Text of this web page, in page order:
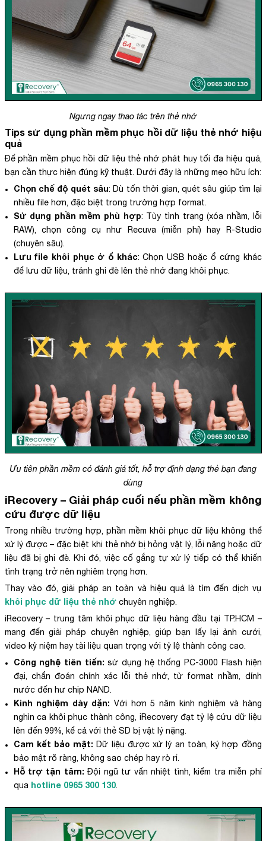
Ngưng ngay thao tác trên thẻ nhớ
Tips sử dụng phần mềm phục hồi dữ liệu thẻ nhớ hiệu
quả
Để phần mềm phục hồi dữ liệu thẻ nhớ phát huy tối đa hiệu quả,
bạn cần thực hiện đúng kỹ thuật. Dưới đây là những mẹo hữu ích:
Chọn chế độ quét sâu: Dù tốn thời gian, quét sâu giúp tìm lại
nhiều file hơn, đặc biệt trong trường hợp format.
Sử dụng phần mềm phù hợp: Tùy tình trạng (xóa nhầm, lỗi
RAW), chọn công cụ như Recuva (miễn phí) hay R-Studio
(chuyên sâu).
Lưu file khôi phục ở ổ khác: Chọn USB hoặc ổ cứng khác
để lưu dữ liệu, tránh ghi đè lên thẻ nhớ đang khôi phục.
Ưu tiên phần mềm có đánh giá tốt, hỗ trợ định dạng thẻ bạn đang
dùng
iRecovery – Giải pháp cuối nếu phần mềm không
cứu được dữ liệu
Trong nhiều trường hợp, phần mềm khôi phục dữ liệu không thể
xử lý được – đặc biệt khi thẻ nhớ bị hỏng vật lý, lỗi nặng hoặc dữ
liệu đã bị ghi đè. Khi đó, việc cố gắng tự xử lý tiếp có thể khiến
tình trạng trở nên nghiêm trọng hơn.
Thay vào đó, giải pháp an toàn và hiệu quả là tìm đến dịch vụ
khôi phục dữ liệu thẻ nhớchuyên nghiệp.
iRecovery – trung tâm khôi phục dữ liệu hàng đầu tại TP.HCM –
mang đến giải pháp chuyên nghiệp, giúp bạn lấy lại ảnh cưới,
video kỷ niệm hay tài liệu quan trọng với tỷ lệ thành công cao.
Công nghệ tiên tiến:sử dụng hệ thống PC-3000 Flash hiện
đại, chẩn đoán chính xác lỗi thẻ nhớ, từ format nhầm, dính
nước đến hư chip NAND.
Kinh nghiệm dày dặn:Với hơn 5 năm kinh nghiệm và hàng
nghìn ca khôi phục thành công, iRecovery đạt tỷ lệ cứu dữ liệu
lên đến 99%, kể cả với thẻ SD bị vật lý nặng.
Cam kết bảo mật: Dữ liệu được xử lý an toàn, ký hợp đồng
bảo mật rõ ràng, không sao chép hay rò rỉ.
Hỗ trợ tận tâm: Đội ngũ tư vấn nhiệt tình, kiểm tra miễn phí
qua hotline 0965 300 130.